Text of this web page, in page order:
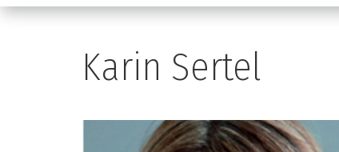
Karin Sertel